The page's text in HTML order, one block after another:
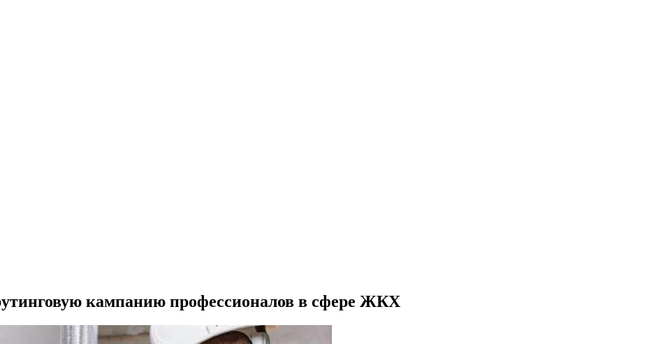
кампанию профессионалов в сфере ЖКХ